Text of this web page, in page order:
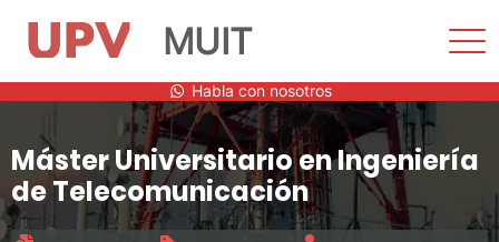
contenido
MUIT
Habla con nosotros
Máster Universitario en Ingeniería
de Telecomunicación